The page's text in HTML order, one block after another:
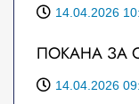
14.04.2026
ПОКАНА ЗА
14.04.2026